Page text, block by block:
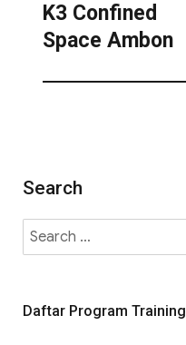
K3 Confined
Space Ambon
Search
Daftar Program Training